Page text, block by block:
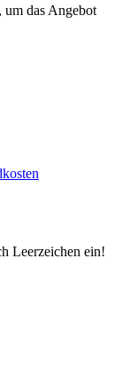
um das Angebot
Leerzeichen ein!